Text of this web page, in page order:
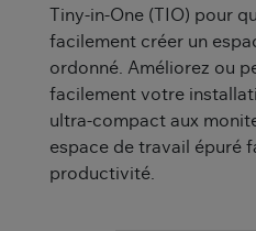
Tiny-in-One (TIO) pour
facilement créer un
ordonné. Améliorez ou
facilement votre
ultra-compact aux
espace de travail épuré
productivité.